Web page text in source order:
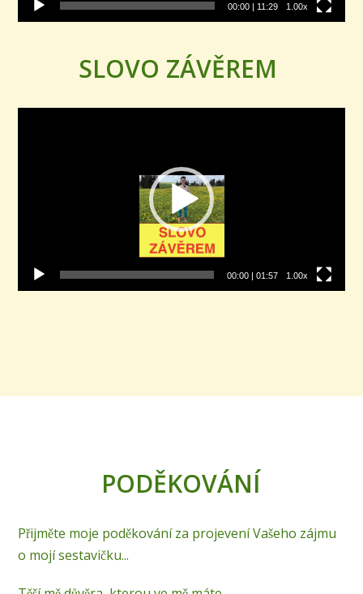
00:00| 11:29 1.00x
SLOVO ZÁVĚREM
00:00| 01:57 1.00x
PODĚKOVÁNÍ
Přijměte moje poděkování za projevení Vašeho zájmu
o mojí sestavičku...